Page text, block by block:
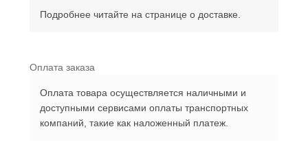
Подробнее читайте на странице о доставке.
Оплата заказа
Оплата товара осуществляется наличными и
доступными сервисами оплаты транспортных
компаний, такие как наложенный платеж.